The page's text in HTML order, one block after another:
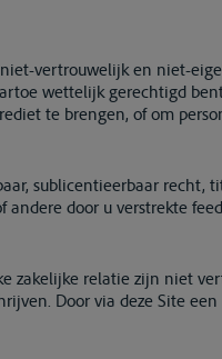
vertrouwelijk en niet-
wettelijk gerechtigd
te brengen, of om
sublicentieerbaar
door u verstrekte
zakelijke relatie zijn niet
Door via deze Site